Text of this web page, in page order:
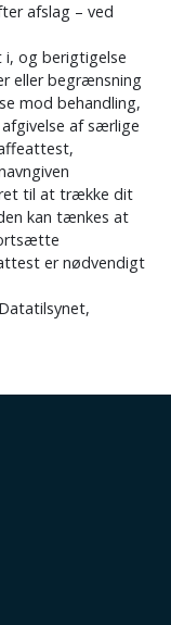
afslag – ved
og berigtigelse
eller begrænsning
mod behandling,
af særlige
til at trække dit
kan tænkes at
er nødvendigt